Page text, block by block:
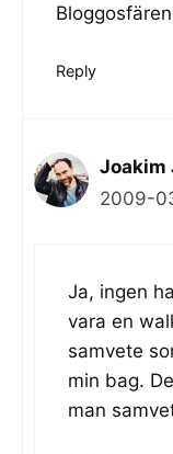
Reply
Joakim
2009-
Ja, ingen
vara en
samvete
min bag.
man